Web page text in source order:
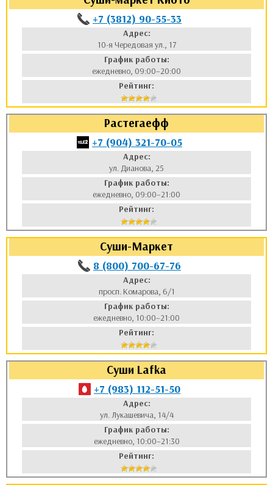
+7 (3812) 90-55-33
Адрес:
10-я Чередовая ул., 17
График работы:
ежедневно, 09:00–20:00
Рейтинг:
Растегаефф
+7 (904) 321-70-05
Адрес:
ул. Дианова, 25
График работы:
ежедневно, 09:00–21:00
Рейтинг:
Суши-Маркет
8 (800) 700-67-76
Адрес:
просп. Комарова, 6/1
График работы:
ежедневно, 10:00–21:00
Рейтинг:
Суши Lafka
+7 (983) 112-51-50
Адрес:
ул. Лукашевича, 14/4
График работы:
ежедневно, 10:00–21:30
Рейтинг: